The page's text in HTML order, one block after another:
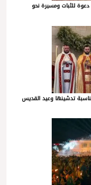
للثبات ومسيرة نحو
تدشينها وعيد القديس